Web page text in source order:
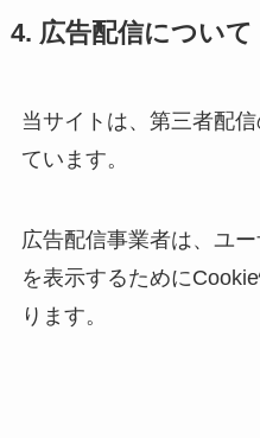
4. 広告配信について
当サイトは、第三者配
ています。
広告配信事業者は、ユ
を表示するために
ります。